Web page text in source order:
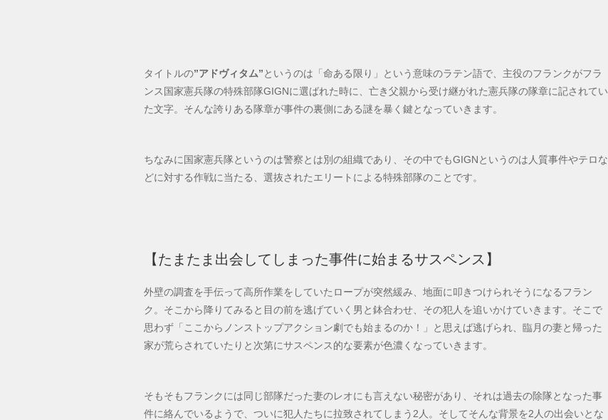
タイトルの”アドヴィタム”というのは「命ある限り」という意味のラテン語で、主役のフランクがフラ
ンス国家憲兵隊の特殊部隊GIGNに選ばれた時に、亡き父親から受け継がれた憲兵隊の隊章に記されてい
た文字。そんな誇りある隊章が事件の裏側にある謎を暴く鍵となっていきます。
ちなみに国家憲兵隊というのは警察とは別の組織であり、その中でもGIGNというのは人質事件やテロな
どに対する作戦に当たる、選抜されたエリートによる特殊部隊のことです。
【たまたま出会してしまった事件に始まるサスペンス】
外壁の調査を手伝って高所作業をしていたロープが突然緩み、地面に叩きつけられそうになるフラン
ク。そこから降りてみると目の前を逃げていく男と鉢合わせ、その犯人を追いかけていきます。そこで
思わず「ここからノンストップアクション劇でも始まるのか！」と思えば逃げられ、臨月の妻と帰った
家が荒らされていたりと次第にサスペンス的な要素が色濃くなっていきます。
そもそもフランクには同じ部隊だった妻のレオにも言えない秘密があり、それは過去の除隊となった事
件に絡んでいるようで、ついに犯人たちに拉致されてしまう2人。そしてそんな背景を2人の出会いとな